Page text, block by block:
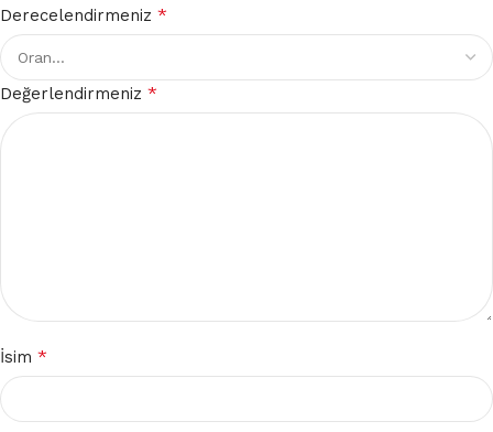
Derecelendirmeniz *
Değerlendirmeniz *
İsim *